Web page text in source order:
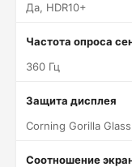
Да, HDR10+
Частота опроса
360 Гц
Защита дисплея
Corning Gorilla
Соотношение